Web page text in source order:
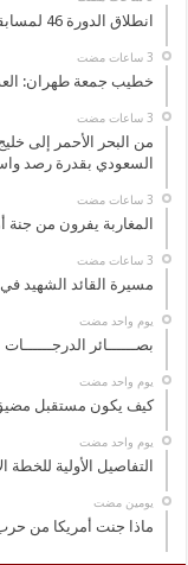
انطلاق الدورة 46 لمسابقة القرآن الدولية في مكة
خطيب جمعة طهران:
من البحر الأحمر إلى
السعودي بقدرة رصد
المغاربة يفرون من جنة
مسيرة القائد الشهيد
‏يوم واحد مضت
بصــــــائر الدرجــــــات
‏يوم واحد مضت
كيف يكون مستقبل
‏يوم واحد مضت
التفاصيل الأولية
‏يومين مضت
ماذا جنت أمريكا من